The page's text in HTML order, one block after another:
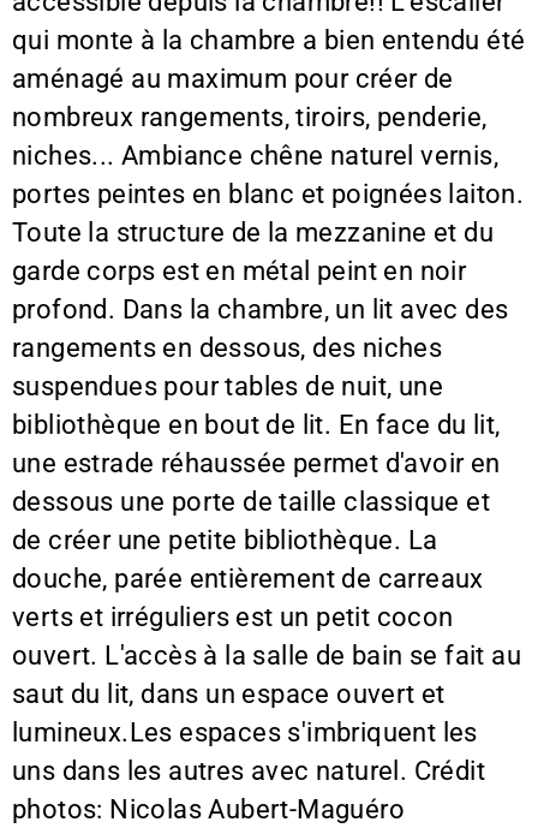
qui monte à la chambre a bien entendu été
aménagé au maximum pour créer de
nombreux rangements, tiroirs, penderie,
niches... Ambiance chêne naturel vernis,
portes peintes en blanc et poignées laiton.
Toute la structure de la mezzanine et du
garde corps est en métal peint en noir
profond. Dans la chambre, un lit avec des
rangements en dessous, des niches
suspendues pour tables de nuit, une
bibliothèque en bout de lit. En face du lit,
une estrade réhaussée permet d'avoir en
dessous une porte de taille classique et
de créer une petite bibliothèque. La
douche, parée entièrement de carreaux
verts et irréguliers est un petit cocon
ouvert. L'accès à la salle de bain se fait au
saut du lit, dans un espace ouvert et
lumineux.Les espaces s'imbriquent les
uns dans les autres avec naturel. Crédit
photos: Nicolas Aubert-Maguéro